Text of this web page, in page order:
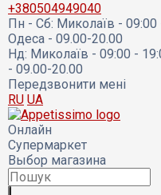
+380504949040
Пн - Сб: Миколаїв - 09:00
Одеса - 09.00-20.00
Нд: Миколаїв - 09:00 -
- 09.00-20.00
Передзвонити мені
RU UA
Онлайн
Супермаркет
Выбор магазина